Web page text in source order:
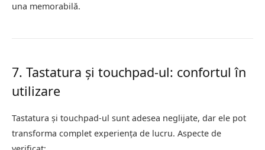
una memorabilă.
7. Tastatura și touchpad-ul: confortul în
utilizare
Tastatura și touchpad-ul sunt adesea neglijate, dar ele pot
transforma complet experiența de lucru. Aspecte de